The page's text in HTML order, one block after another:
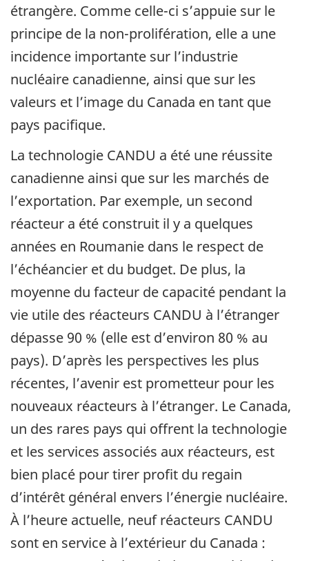
étrangère. Comme celle-ci s’appuie sur le
principe de la non-prolifération, elle a une
incidence importante sur l’industrie
nucléaire canadienne, ainsi que sur les
valeurs et l’image du Canada en tant que
pays pacifique.
La technologie CANDU a été une réussite
canadienne ainsi que sur les marchés de
l’exportation. Par exemple, un second
réacteur a été construit il y a quelques
années en Roumanie dans le respect de
l’échéancier et du budget. De plus, la
moyenne du facteur de capacité pendant la
vie utile des réacteurs CANDU à l’étranger
dépasse 90 % (elle est d’environ 80 % au
pays). D’après les perspectives les plus
récentes, l’avenir est prometteur pour les
nouveaux réacteurs à l’étranger. Le Canada,
un des rares pays qui offrent la technologie
et les services associés aux réacteurs, est
bien placé pour tirer profit du regain
d’intérêt général envers l’énergie nucléaire.
À l’heure actuelle, neuf réacteurs CANDU
sont en service à l’extérieur du Canada :